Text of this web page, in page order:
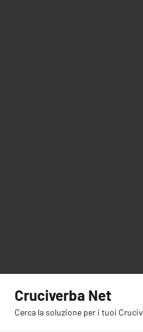
contenuto
Cruciverba Net
Cerca la soluzione per i tuoi